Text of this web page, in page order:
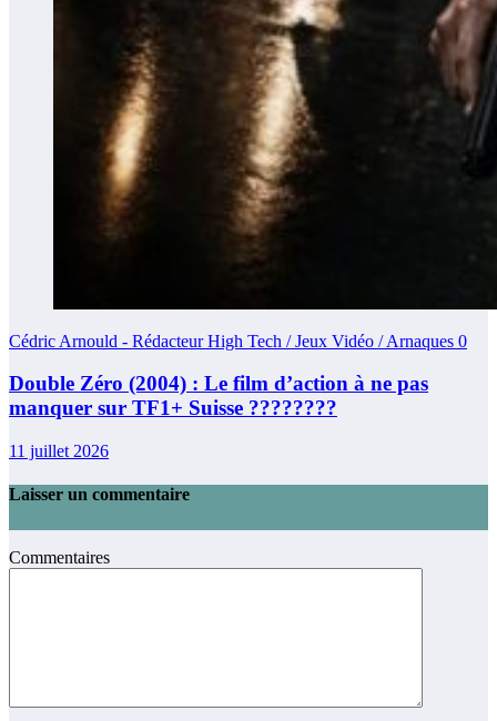
Cédric Arnould - Rédacteur High Tech / Jeux Vidéo / Arnaques 0
Double Zéro (2004) : Le film d’action à ne pas
manquer sur TF1+ Suisse ????????
11 juillet 2026
Laisser un commentaire
Commentaires